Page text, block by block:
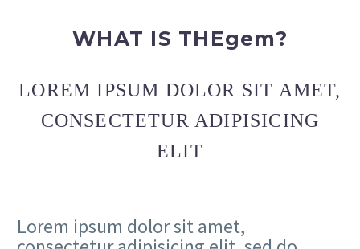
WHAT IS THEgem?
LOREM IPSUM DOLOR SIT AMET,
CONSECTETUR ADIPISICING
ELIT
Lorem ipsum dolor sit amet,